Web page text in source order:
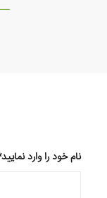
*نام خود را وارد نمایید